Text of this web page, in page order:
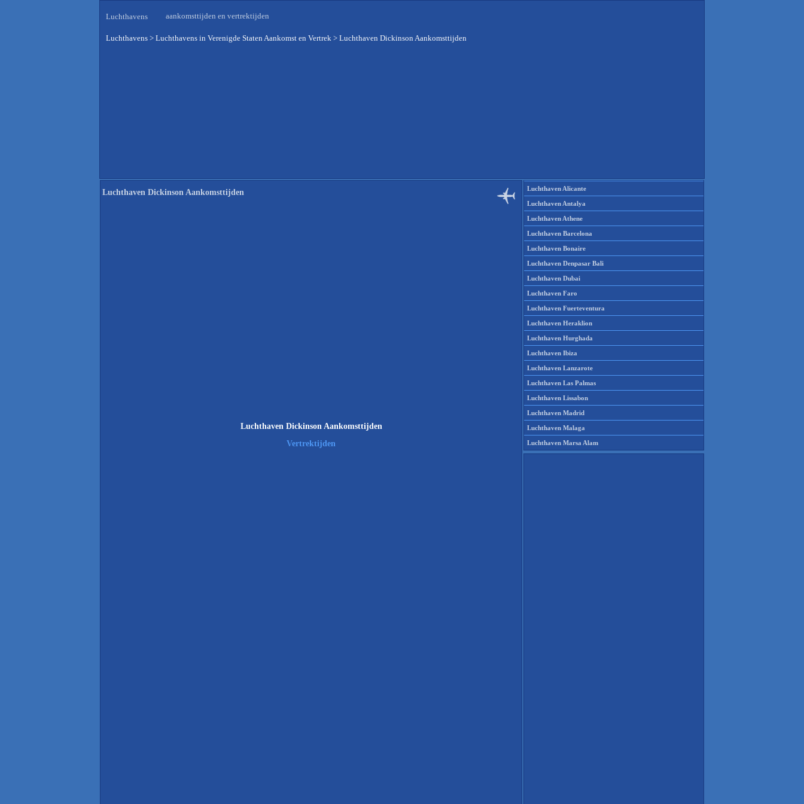
Luchthavens aankomsttijden en vertrektijden
Luchthavens > Luchthavens in Verenigde Staten Aankomst en Vertrek > Luchthaven Dickinson Aankomsttijden
Luchthaven Dickinson Aankomsttijden
Luchthaven Dickinson Aankomsttijden
Vertrektijden
Luchthaven Alicante
Luchthaven Antalya
Luchthaven Athene
Luchthaven Barcelona
Luchthaven Bonaire
Luchthaven Denpasar Bali
Luchthaven Dubai
Luchthaven Faro
Luchthaven Fuerteventura
Luchthaven Heraklion
Luchthaven Hurghada
Luchthaven Ibiza
Luchthaven Lanzarote
Luchthaven Las Palmas
Luchthaven Lissabon
Luchthaven Madrid
Luchthaven Malaga
Luchthaven Marsa Alam